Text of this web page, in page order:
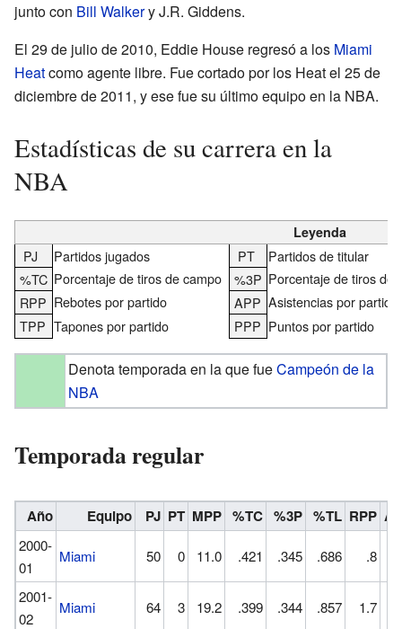
junto con Bill Walkery J.R. Giddens.
El 29 de julio de 2010, Eddie House regresó a los Miami
Heatcomo agente libre. Fue cortado por los Heat el 25 de
diciembre de 2011, y ese fue su último equipo en la NBA.
Estadísticas de su carrera en la
NBA
Leyenda
PJ Partidos jugados PT
Partidos de titular
%TC Porcentaje de tiros de campo %3P Porcentaje de tiros de
RPP Rebotes por partido APP Asistencias por partido
TPP Tapones por partido PPP Puntos por partido
Denota temporada en la que fueCampeón de la
NBA
Temporada regular
Año Equipo PJ PT MPP %TC %3P %TL RPP
2000-
01
Miami 50 0 11.0 .421 .345 .686 .8
2001-
02
Miami 64 3 19.2 .399 .344 .857 1.7